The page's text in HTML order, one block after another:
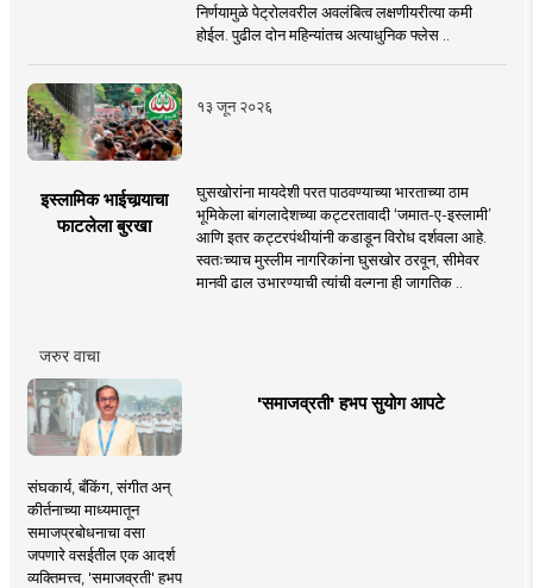
निर्णयामुळे पेट्रोलवरील अवलंबित्व लक्षणीयरीत्या कमी
होईल. पुढील दोन महिन्यांतच अत्याधुनिक फ्लेस ..
१३ जून २०२६
इस्लामिक भाईचार्‍याचा
फाटलेला बुरखा
घुसखोरांना मायदेशी परत पाठवण्याच्या भारताच्या ठाम
भूमिकेला बांगलादेशच्या कट्टरतावादी ‘जमात-ए-इस्लामी’
आणि इतर कट्टरपंथीयांनी कडाडून विरोध दर्शवला आहे.
स्वतःच्याच मुस्लीम नागरिकांना घुसखोर ठरवून, सीमेवर
मानवी ढाल उभारण्याची त्यांची वल्गना ही जागतिक ..
जरुर वाचा
'समाजव्रती' हभप सुयोग आपटे
संघकार्य, बँकिंग, संगीत अन्
कीर्तनाच्या माध्यमातून
समाजप्रबोधनाचा वसा
जपणारे वसईतील एक आदर्श
व्यक्तिमत्त्व, 'समाजव्रती' हभप